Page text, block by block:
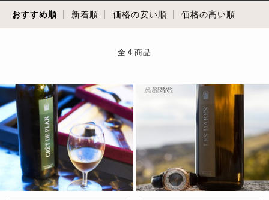
おすすめ順 新着順 価格の安い順 価格の高い順
全 4 商品